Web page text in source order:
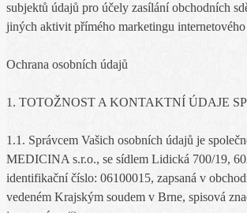
subjektů údajů pro účely zasílání obchodních
jiných aktivit přímého marketingu
Ochrana osobních údajů
1. TOTOŽNOST A KONTAKTNÍ ÚDAJE
1.1. Správcem Vašich osobních údajů je
MEDICINA s.r.o., se sídlem Lidická 700/19,
identifikační číslo: 06100015, zapsaná v
vedeném Krajským soudem v Brne, spisová